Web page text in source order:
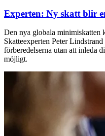
Experten: Ny skatt blir
Den nya globala minimiskatten
Skatteexperten Peter
förberedelserna utan att inleda
möjligt.